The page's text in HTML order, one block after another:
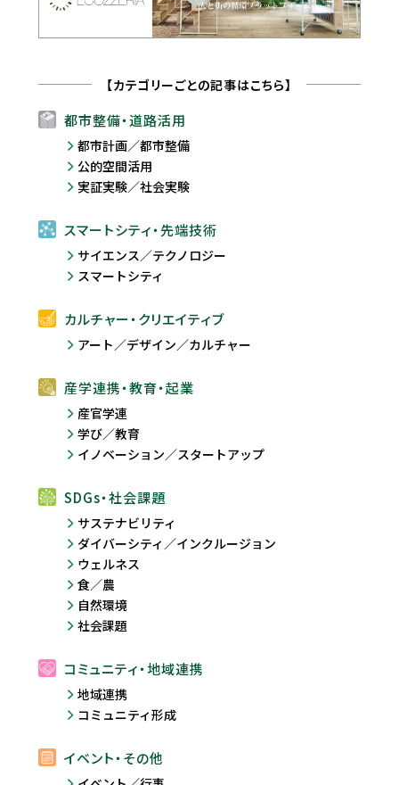
【カテゴリーごとの記事はこちら】
都市整備・道路活用
都市計画／都市整備
公的空間活用
実証実験／社会実験
スマートシティ・先端技術
サイエンス／テクノロジー
スマートシティ
カルチャー・クリエイティブ
アート／デザイン／カルチャー
産学連携・教育・起業
産官学連
学び／教育
イノベーション／スタートアップ
SDGs・社会課題
サステナビリティ
ダイバーシティ／インクルージョン
ウェルネス
食／農
自然環境
社会課題
コミュニティ・地域連携
地域連携
コミュニティ形成
イベント・その他